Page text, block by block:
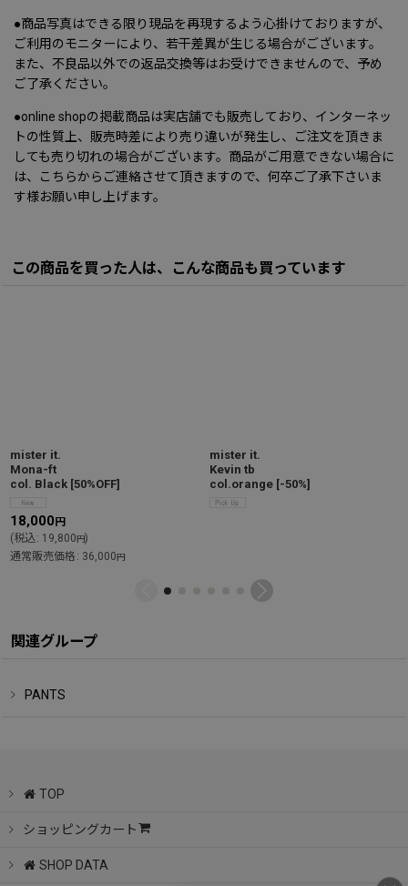
●商品写真はできる限り現品を再現するよう心掛けておりますが、
ご利用のモニターにより、若干差異が生じる場合がございます。
また、不良品以外での返品交換等はお受けできませんので、予め
ご了承ください。
●online shopの掲載商品は実店舗でも販売しており、インターネッ
トの性質上、販売時差により売り違いが発生し、ご注文を頂きま
しても売り切れの場合がございます。商品がご用意できない場合に
は、こちらからご連絡させて頂きますので、何卒ご了承下さいま
す様お願い申し上げます。
この商品を買った人は、こんな商品も買っています
mister it.
Mona-ft
col. Black [50%OFF]
18,000 円
(税込: 19,800円)
通常販売価格 : 36,000円
mister it.
Kevin tb
col.orange [-50%]
関連グループ
PANTS
TOP
ショッピングカート
SHOP DATA